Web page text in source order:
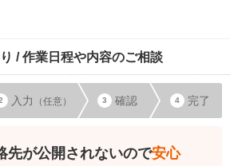
/ 作業日程や内容のご相談
入力 （任意） 確認 完了
先が公開されないので安心